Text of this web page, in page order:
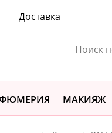
Доставка
МАКИЯЖ